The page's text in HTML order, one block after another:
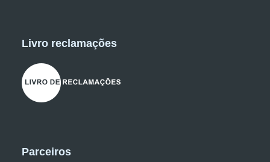
Livro reclamações
Parceiros